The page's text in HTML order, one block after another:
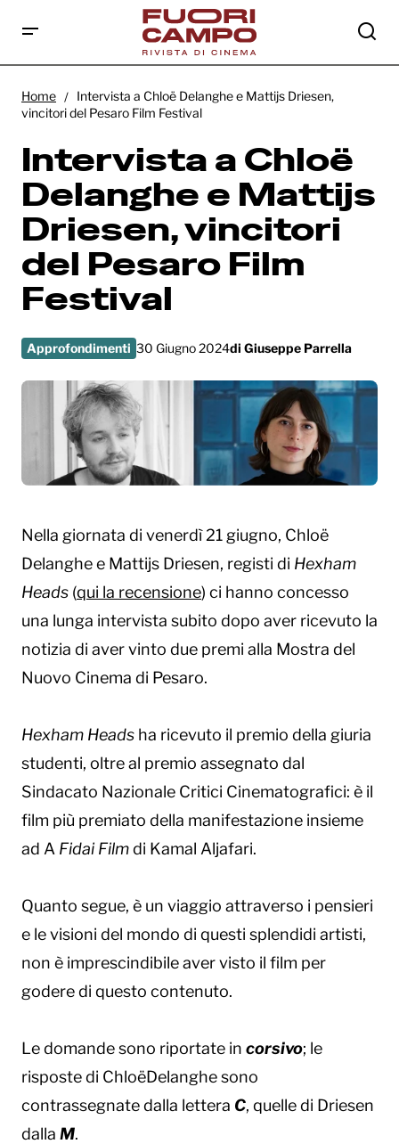
Driesen, vincitori del Pesaro Film Festival
Home
Intervista a Chloë Delanghe e Mattijs Driesen,
vincitori del Pesaro Film Festival
Intervista a Chloë
Delanghe e Mattijs
Driesen, vincitori
del Pesaro Film
Festival
Approfondimenti 30 Giugno 2024di Giuseppe Parrella
Nella giornata di venerdì 21 giugno, Chloë
Delanghe e Mattijs Driesen, registi di Hexham
Heads (qui la recensione) ci hanno concesso
una lunga intervista subito dopo aver ricevuto la
notizia di aver vinto due premi alla Mostra del
Nuovo Cinema di Pesaro.
Hexham Heads ha ricevuto il premio della giuria
studenti, oltre al premio assegnato dal
Sindacato Nazionale Critici Cinematografici: è il
film più premiato della manifestazione insieme
ad A Fidai Filmdi Kamal Aljafari.
Quanto segue, è un viaggio attraverso i pensieri
e le visioni del mondo di questi splendidi artisti,
non è imprescindibile aver visto il film per
godere di questo contenuto.
Le domande sono riportate in corsivo; le
risposte di ChloëDelanghe sono
contrassegnate dalla lettera C, quelle di Driesen
dalla M.